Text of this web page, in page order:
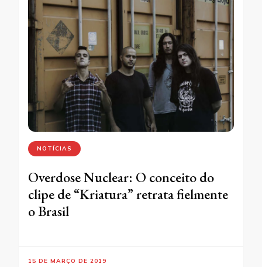
NOTÍCIAS
Overdose Nuclear: O conceito do
clipe de “Kriatura” retrata fielmente
o Brasil
15 DE MARÇO DE 2019